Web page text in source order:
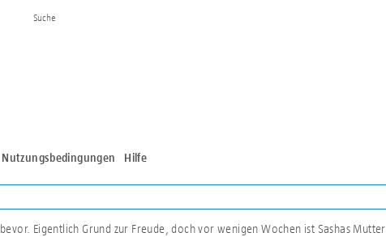
Nutzungsbedingungen Hilfe
Eigentlich Grund zur Freude, doch vor wenigen Wochen ist Sashas Mutter